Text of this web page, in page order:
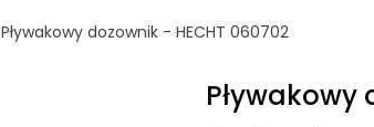
Pływakowy dozownik - HECHT 060702
Pływakowy